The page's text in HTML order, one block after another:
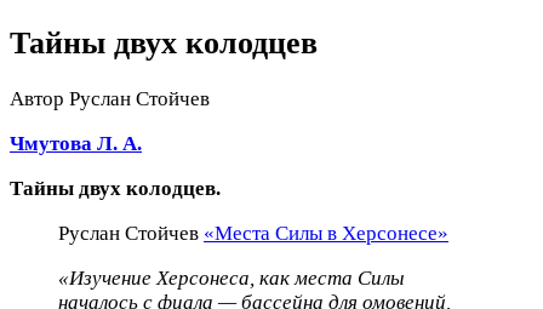
Тайны двух колодцев
Автор Руслан Стойчев
Чмутова Л. А.
Тайны двух колодцев.
Руслан Стойчев «Места Силы в Херсонесе»
«Изучение Херсонеса, как места Силы
началось с фиала — бассейна для омовений,